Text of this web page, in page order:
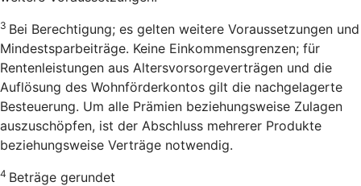
3 Bei Berechtigung; es gelten weitere Voraussetzungen und
Mindestsparbeiträge. Keine Einkommensgrenzen; für
Rentenleistungen aus Altersvorsorgeverträgen und die
Auflösung des Wohnförderkontos gilt die nachgelagerte
Besteuerung. Um alle Prämien beziehungsweise Zulagen
auszuschöpfen, ist der Abschluss mehrerer Produkte
beziehungsweise Verträge notwendig.
4 Beträge gerundet